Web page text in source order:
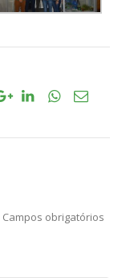
Campos obrigatórios